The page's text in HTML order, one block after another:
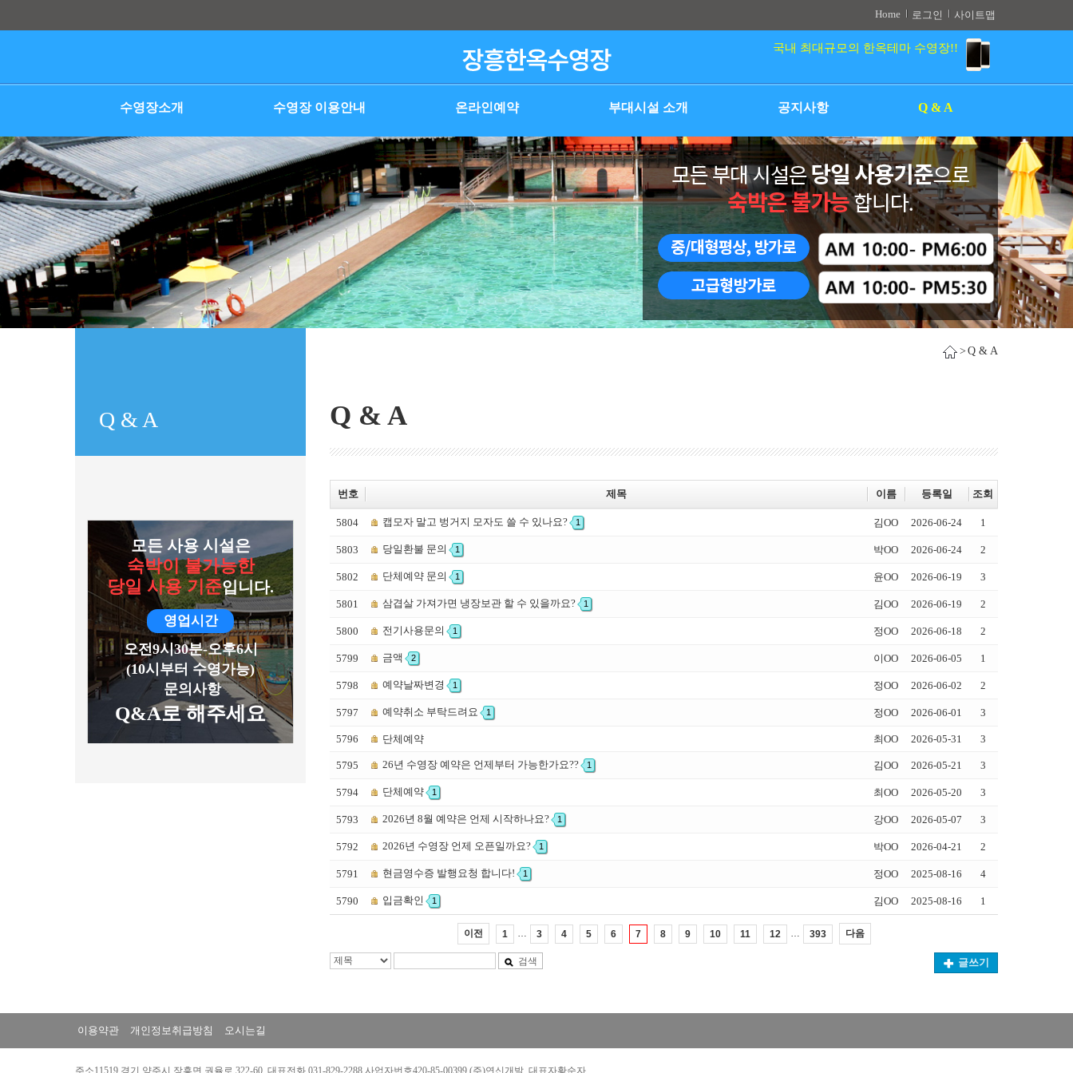
Home 로그인 사이트맵
국내 최대규모의 한옥테마 수영장!!
수영장소개 수영장 이용안내 온라인예약 부대시설 소개 공지사항 Q & A
Q & A
모든 사용 시설은
숙박이 불가능한
당일 사용 기준입니다.
영업시간
오전9시30분-오후6시
(10시부터 수영가능)
문의사항
Q&A로 해주세요
> Q & A
Q & A
번호 제목 이름 등록일 조회
5804 캡모자 말고 벙거지 모자도 쓸 수 있나요? 1 김OO 2026-06-24 1
5803 당일환불 문의 1 박OO 2026-06-24 2
5802 단체예약 문의 1 윤OO 2026-06-19 3
5801 삼겹살 가져가면 냉장보관 할 수 있을까요? 1 김OO 2026-06-19 2
5800 전기사용문의 1 정OO 2026-06-18 2
5799 금액 2 이OO 2026-06-05 1
5798 예약날짜변경 1 정OO 2026-06-02 2
5797 예약취소 부탁드려요 1 정OO 2026-06-01 3
5796 단체예약 최OO 2026-05-31 3
5795 26년 수영장 예약은 언제부터 가능한가요?? 1 김OO 2026-05-21 3
5794 단체예약 1 최OO 2026-05-20 3
5793 2026년 8월 예약은 언제 시작하나요? 1 강OO 2026-05-07 3
5792 2026년 수영장 언제 오픈일까요? 1 박OO 2026-04-21 2
5791 현금영수증 발행요청 합니다! 1 정OO 2025-08-16 4
5790 입금확인 1 김OO 2025-08-16 1
이전 1 3 4 5 6 7 8 9 10 11 12 393 다음
검색 글쓰기
이용약관 개인정보취급방침 오시는길
주소11519 경기 양주시 장흥면 권율로 322-60 대표전화 031-829-2288 사업자번호420-85-00399 (주)연신개발 대표자황순자